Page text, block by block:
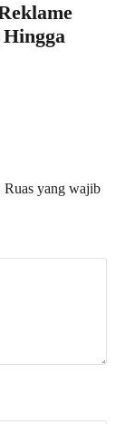
Ruas yang wajib